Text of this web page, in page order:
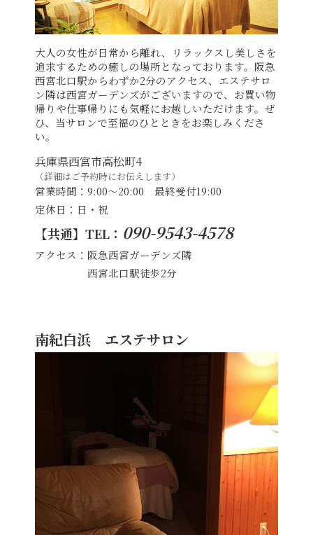
大人の女性が日常から離れ、リラックスし美しさを
追求するための癒しの場所となっております。阪急
西宮北口駅からわずか2分のアクセス、エステサロ
ン隣は西宮ガーデンズがございますので、お買い物
帰りや仕事帰りにも気軽にお越しいただけます。ぜ
ひ、当サロンで至福のひとときをお楽しみくださ
い。
兵庫県西宮市高松町4
（詳細はご予約時にお伝えします）
営業時間：9:00～20:00 最終受付19:00
定休日：日・祝
【共通】TEL： 090-9543-4578
アクセス：阪急西宮ガーデンズ隣
西宮北口駅徒歩2分
南紀白浜 エステサロン